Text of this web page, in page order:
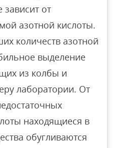
от
азотной кислоты.
количеств азотной
выделение
из колбы и
лаборатории. От
находящиеся в
обугливаются